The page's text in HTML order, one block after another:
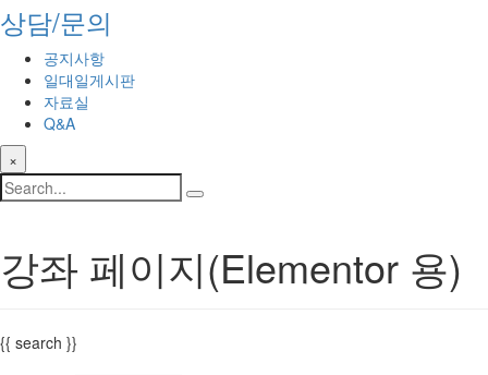
상담/문의
공지사항
일대일게시판
자료실
Q&A
×
강좌 페이지(Elementor 용)
{{ search }}